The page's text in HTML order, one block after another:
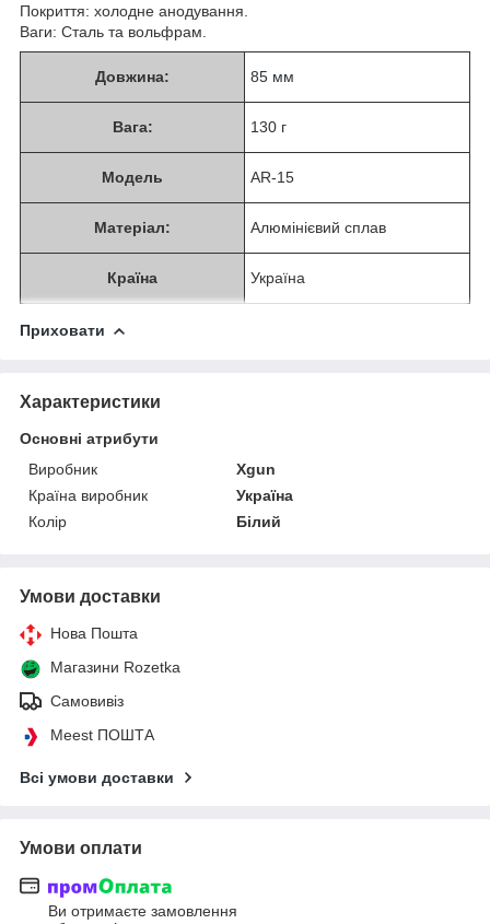
Покриття: холодне анодування.
Ваги: Сталь та вольфрам.
Довжина: 85 мм
Вага: 130 г
Модель AR-15
Матеріал: Алюмінієвий сплав
Країна Україна
Приховати
Характеристики
Основні атрибути
Виробник
Xgun
Країна виробник
Україна
Колір
Білий
Умови доставки
Нова Пошта
Магазини Rozetka
Самовивіз
Meest ПОШТА
Всі умови доставки
Умови оплати
Ви отримаєте замовлення